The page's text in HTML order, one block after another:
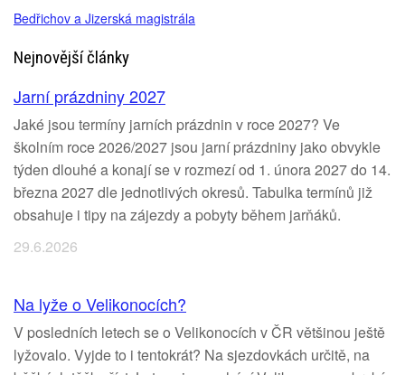
Bedřichov a Jizerská magistrála
Nejnovější články
Jarní prázdniny 2027
Jaké jsou termíny jarních prázdnin v roce 2027? Ve
školním roce 2026/2027 jsou jarní prázdniny jako obvykle
týden dlouhé a konají se v rozmezí od 1. února 2027 do 14.
března 2027 dle jednotlivých okresů. Tabulka termínů již
obsahuje i tipy na zájezdy a pobyty během jarňáků.
29.6.2026
Na lyže o Velikonocích?
V posledních letech se o Velikonocích v ČR většinou ještě
lyžovalo. Vyjde to i tentokrát? Na sjezdovkách určitě, na